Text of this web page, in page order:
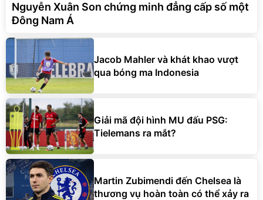
Nguyễn Xuân Son chứng minh đẳng cấp số một
Đông Nam Á
Jacob Mahler và khát khao vượt
qua bóng ma Indonesia
Giải mã đội hình MU đấu PSG:
Tielemans ra mắt?
Martin Zubimendi đến Chelsea là
thương vụ hoàn toàn có thể xảy ra